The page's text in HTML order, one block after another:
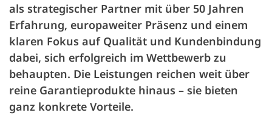
als strategischer Partner mit über 50 Jahren
Erfahrung, europaweiter Präsenz und einem
klaren Fokus auf Qualität und Kundenbindung
dabei, sich erfolgreich im Wettbewerb zu
behaupten. Die Leistungen reichen weit über
reine Garantieprodukte hinaus – sie bieten
ganz konkrete Vorteile.